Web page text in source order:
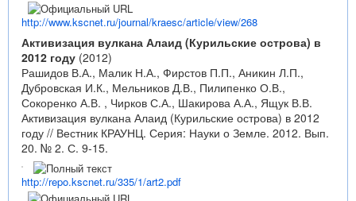
http://www.kscnet.ru/journal/kraesc/article/view/268
Активизация вулкана Алаид (Курильские острова) в
2012 году (2012)
Рашидов В.А., Малик Н.А., Фирстов П.П., Аникин Л.П.,
Дубровская И.К., Мельников Д.В., Пилипенко О.В.,
Сокоренко А.В. , Чирков С.А., Шакирова А.А., Ящук В.В.
Активизация вулкана Алаид (Курильские острова) в 2012
году // Вестник КРАУНЦ. Серия: Науки о Земле. 2012. Вып.
20. № 2. С. 9-15.
http://repo.kscnet.ru/335/1/art2.pdf